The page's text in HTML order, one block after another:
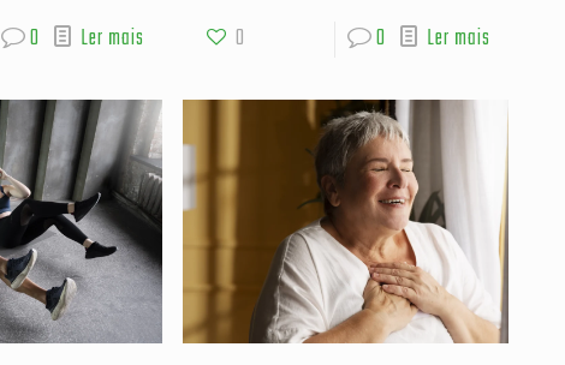
0 Ler mais
0
0 Ler mais